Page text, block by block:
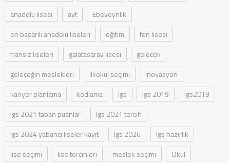
anadolu lisesi
ayt
Ebeveynlik
en başarılı anadolu liseleri
eğitim
fen lisesi
fransız liseleri
galatasaray lisesi
gelecek
geleceğin meslekleri
ilkokul seçimi
inovasyon
kariyer planlama
kodlama lgs lgs 2019
lgs2019
lgs 2021 taban puanlar
lgs 2021 tercih
lgs 2024 yabancı liseler kayıt
lgs 2026
lgs hazırlık
lise seçimi
lise tercihleri meslek seçimi
Okul